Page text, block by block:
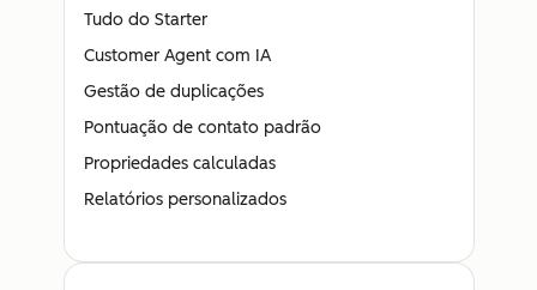
Tudo do Starter
Customer Agent com IA
Gestão de duplicações
Pontuação de contato padrão
Propriedades calculadas
Relatórios personalizados